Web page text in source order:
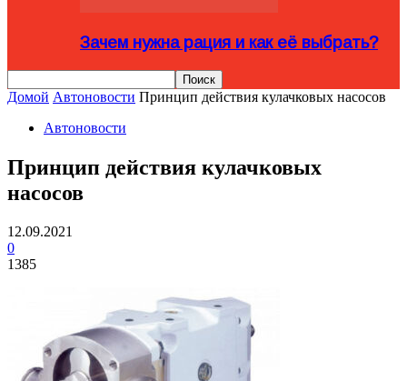
Зачем нужна рация и как её выбрать?
Домой Автоновости Принцип действия кулачковых насосов
Автоновости
Принцип действия кулачковых
насосов
12.09.2021
0
1385